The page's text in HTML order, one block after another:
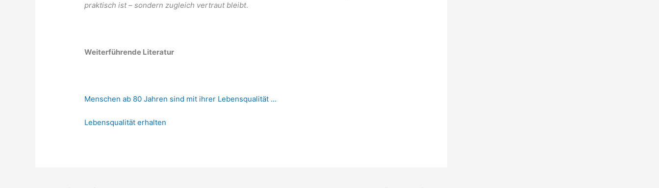
praktisch ist – sondern zugleich vertraut bleibt.
Weiterführende Literatur
Menschen ab 80 Jahren sind mit ihrer Lebensqualität …
Lebensqualität erhalten